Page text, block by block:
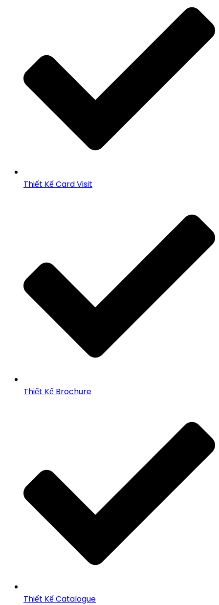
Thiết Kế Card Visit
Thiết Kế Brochure
Thiết Kế Catalogue